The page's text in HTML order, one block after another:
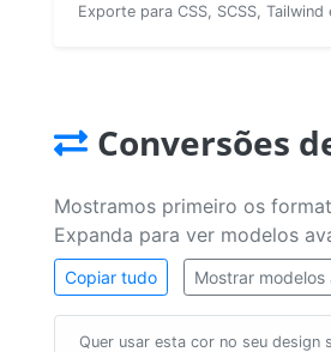
Exporte para CSS, SCSS, Tailwind
Conversões
Mostramos primeiro os
Expanda para ver modelos
Copiar tudo Mostrar
Quer usar esta cor no seu design